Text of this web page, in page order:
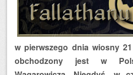
w pierwszego dnia wiosny
obchodzony jest w